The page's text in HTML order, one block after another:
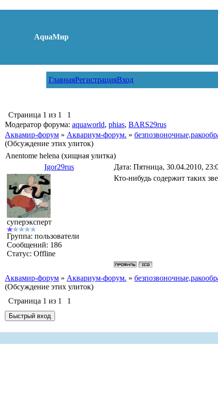
AquaМир
ГлавнаяРегистрацияВход
Страница 1 из 1
1
Модератор форума: aquaworld, phias, BARS29rus
Аквамир-форум » Аквариум-форум. »
(Обсуждение этих улиток)
Anentome helena (хищная улитка)
Igor29rus
Дата: Пятница, 30.04.2010,
суперэксперт
Группа: пользователи
Сообщений: 186
Статус: Offline
Кто-нибудь содержит таких
Аквамир-форум » Аквариум-форум. »
(Обсуждение этих улиток)
Страница 1 из 1 1